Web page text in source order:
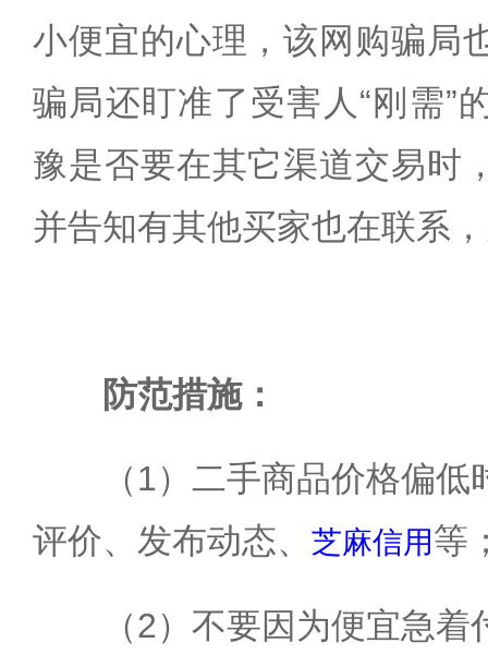
小便宜的心理，该网购骗局
骗局还盯准了受害人“刚需”
豫是否要在其它渠道交易时
并告知有其他买家也在联系
防范措施：
（1）二手商品价格偏
评价、发布动态、 芝麻信用等
（2）不要因为便宜急